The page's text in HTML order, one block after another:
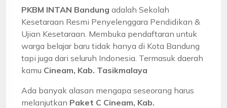
PKBM INTAN Bandung adalah Sekolah
Kesetaraan Resmi Penyelenggara Pendidikan &
Ujian Kesetaraan. Membuka pendaftaran untuk
warga belajar baru tidak hanya di Kota Bandung
tapi juga dari seluruh Indonesia. Termasuk daerah
kamu Cineam, Kab. Tasikmalaya
Ada banyak alasan mengapa seseorang harus
melanjutkan Paket C Cineam, Kab.